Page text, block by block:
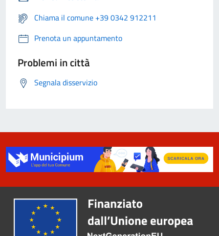
Chiama il comune +39 0342 912211
Prenota un appuntamento
Problemi in città
Segnala disservizio